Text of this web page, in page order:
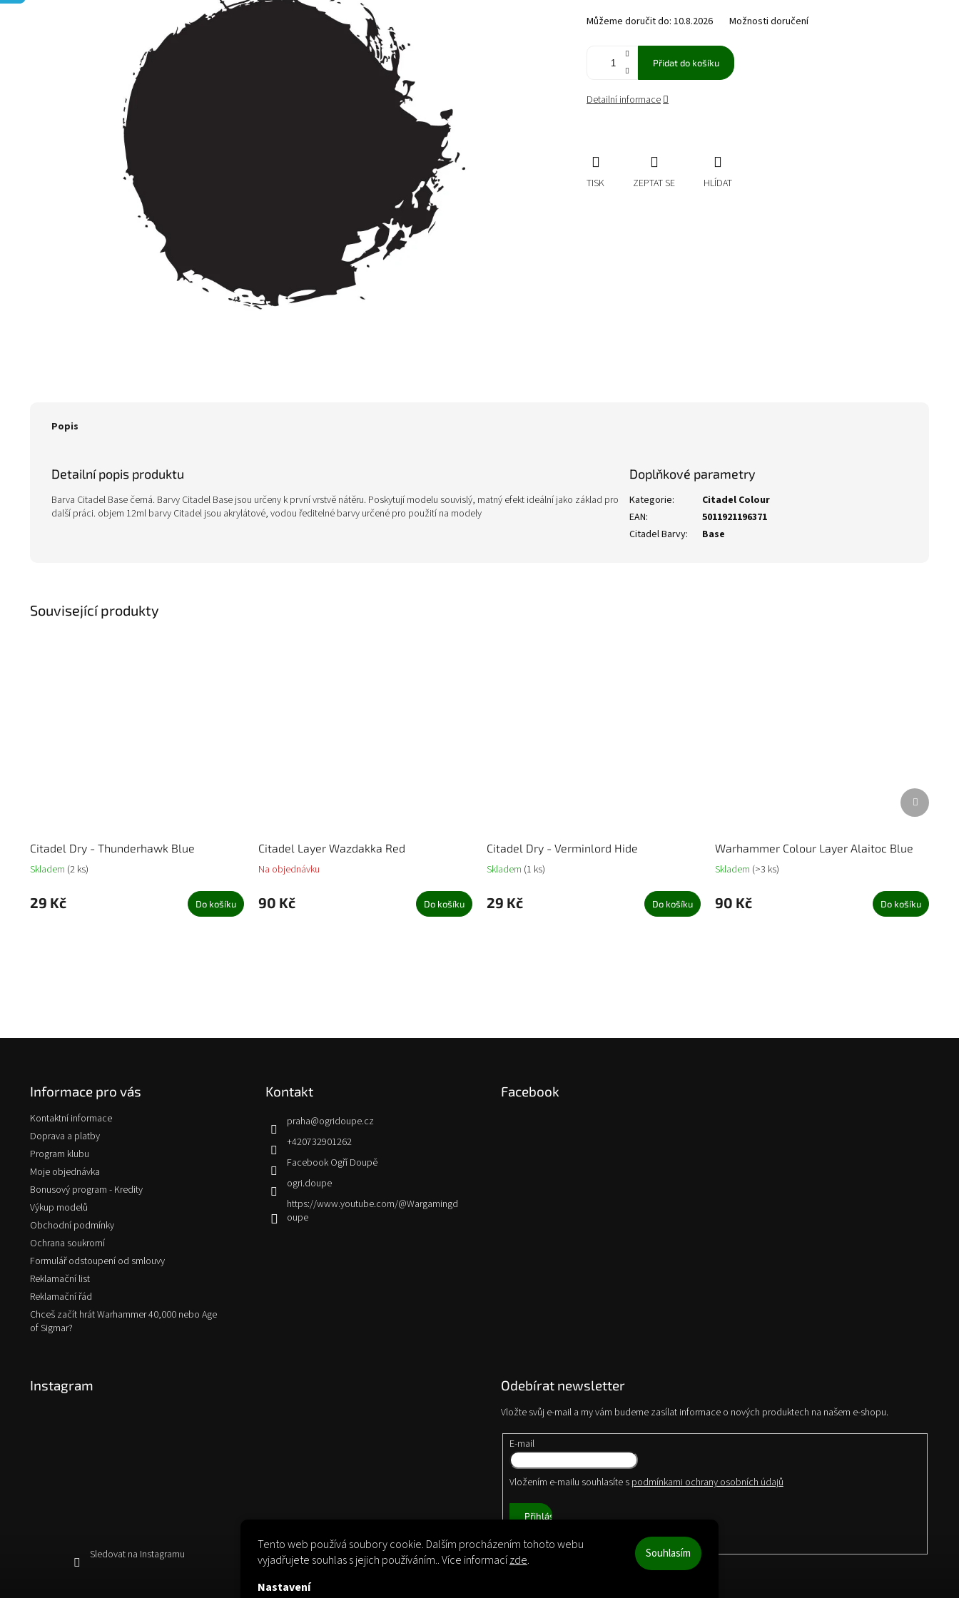
Tento web používá soubory cookie. Dalším procházením tohoto webu
vyjadřujete souhlas s jejich používáním.. Více informacízde.
Nastavení
Souhlasím
Můžeme doručit do: 10.8.2026 Možnosti doručení
Přidat do košíku
Detailní informace
TISK ZEPTAT SE HLÍDAT
Související produkty
Citadel Dry - Thunderhawk Blue
Skladem (2 ks)
29 Kč Do košíku
Citadel Layer Wazdakka Red
Na objednávku
90 Kč Do košíku
Citadel Dry - Verminlord Hide
Skladem (1 ks)
29 Kč Do košíku
Warhammer Colour Layer Alaitoc Blue
Skladem (>3 ks)
90 Kč Do košíku
Další
produkt
Popis
Detailní popis produktu
Barva Citadel Base černá. Barvy Citadel Base jsou určeny k první vrstvě nátěru. Poskytují modelu souvislý, matný efekt ideální jako základ pro
další práci. objem 12ml barvy Citadel jsou akrylátové, vodou ředitelné barvy určené pro použití na modely
Doplňkové parametry
Kategorie:
Citadel Colour
EAN:
5011921196371
Citadel Barvy: Base
Informace pro vás
Kontaktní informace
Doprava a platby
Program klubu
Moje objednávka
Bonusový program - Kredity
Výkup modelů
Obchodní podmínky
Ochrana soukromí
Formulář odstoupení od smlouvy
Reklamační list
Reklamační řád
Chceš začít hrát Warhammer 40,000 nebo Age
of Sigmar?
Kontakt
praha@ogridoupe.cz
+420732901262
Facebook Ogří Doupě
ogri.doupe
https://www.youtube.com/@Wargamingd
oupe
Facebook
Instagram
Sledovat na Instagramu
Odebírat newsletter
Vložte svůj e-mail a my vám budeme zasílat informace o nových produktech na našem e-shopu.
E-mail
Vložením e-mailu souhlasíte spodmínkami ochrany osobních údajů
Přihlásit